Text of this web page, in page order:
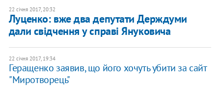
22 січня 2017, 20:32
Луценко: вже два депутати Держдуми
дали свідчення у справі Януковича
22 січня 2017, 19:34
Геращенко заявив, що його хочуть убити за сайт
"Миротворець"